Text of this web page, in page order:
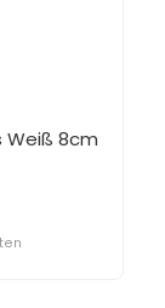
Weiß 8cm